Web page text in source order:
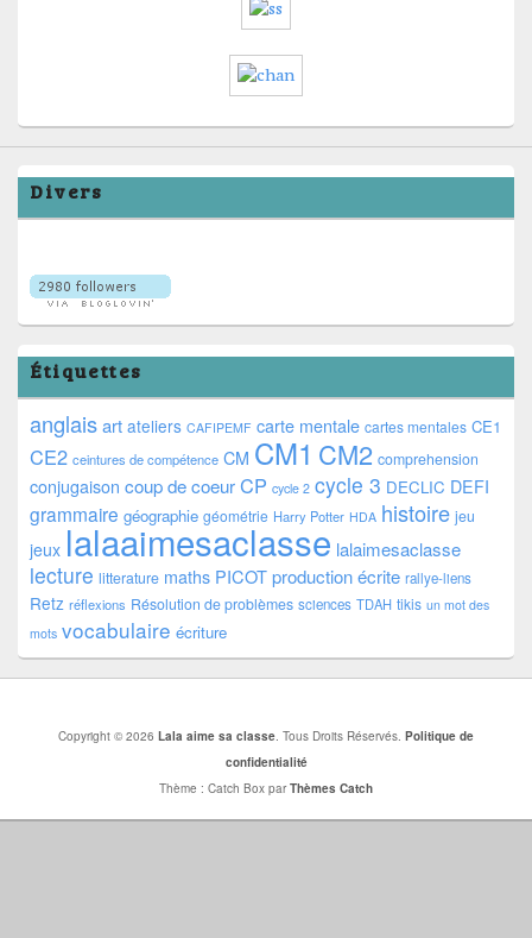
Divers
Étiquettes
anglaisart ateliers CAFIPEMF carte mentale cartes mentales CE1
CE2 ceintures de compétence CM CM1 CM2 comprehension
conjugaison coup de coeurCP cycle 2 cycle 3 DECLIC DEFI
grammaire géographie géométrie Harry Potter HDA histoire jeu
jeux lalaaimesaclasse lalaimesaclasse
lecture litterature maths PICOTproduction écrite rallye-liens
Retz réflexions Résolution de problèmes sciences TDAH tikis un mot des
mots vocabulaire écriture
Copyright © 2026 Lala aime sa classe . Tous Droits Réservés. Politique de
confidentialité
Thème : Catch Box parThèmes Catch